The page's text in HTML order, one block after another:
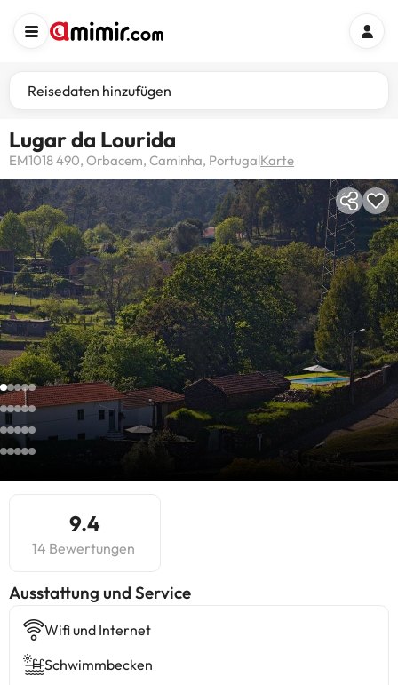
Reisedaten hinzufügen
Lugar da Lourida
EM1018 490, Orbacem, Caminha, PortugalKarte
9.4
14 Bewertungen
​Ausstattung und Service
Wifi und Internet
Schwimmbecken